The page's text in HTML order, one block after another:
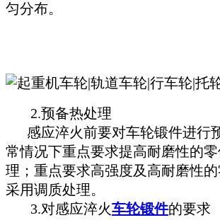
匀分布。
2.预备热处理
感应淬火前要对车轮锻件进行
常情况下重点要求提高耐磨性的
理；重点要求高强度及高耐磨性
采用调质处理。
3.对感应淬火车轮锻件的要求